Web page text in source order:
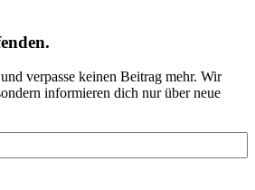
verpasse keinen Beitrag mehr. Wir
informieren dich nur über neue